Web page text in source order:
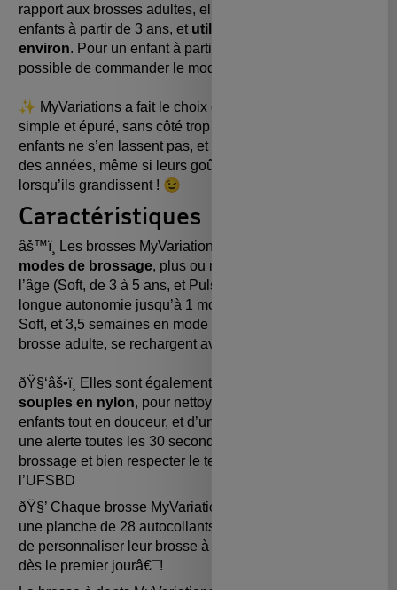
rapport aux brosses adultes, elles sont
enfants à partir de 3 ans, et utilisables jusqu’à 12 ans
environ. Pour un enfant à partir de 9-10 ans, il est
possible de commander l e modèle
✨ MyVariationsa fait le choix de garder un design
simple et épuré, sans côté trop "bébé" pour que vos
enfants ne s’en lassent pas, et puissent la garder au fil
des années, même si leurs goûts et intérêts changent
lorsqu’ils grandissent ! 😉
Caractéristiques
âš™ï¸ Les brosses MyVariation
modes de brossage, plus ou moins puissants selon
l’âge (Soft, de 3 à 5 ans, et Pulse, de 6 à 12 ans), d’une
longue autonomie jusqu’à 1 mois de batterie (
Soft, et 3,5 semaines en mode Pulse
brosse adulte, se rechargent avec un câble
ðŸ§‘âš•ï¸ Elles sont également équipées de
souples en nylon, pour nettoyer les dents de vos
enfants tout en douceur, et d’un minuteur de 2 Min avec
une alerte toutes les 30 secondes, pour guider le
brossage et bien respecter le temps recommandé par
l’UFSBD
ðŸ§’ Chaque brosse MyVariation
une planche de 28 autocollants, qui permet aux enfants
de personnaliser leur brosse à dents et de se l’approprier
dès le premier jourâ€¯!